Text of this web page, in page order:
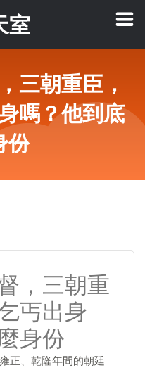
室
三朝重臣，
嗎？他到底
份
，三朝重
丐出身
身份
正、乾隆年間的朝廷